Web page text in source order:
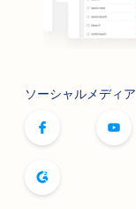
ソーシャルメディア